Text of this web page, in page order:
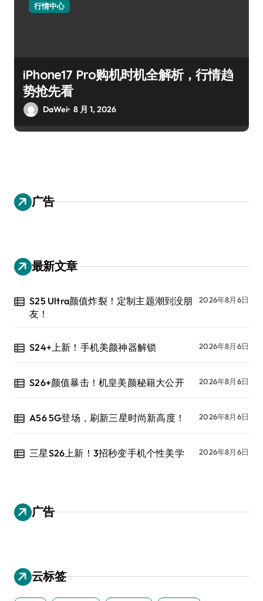
行情中心
iPhone17 Pro购机时机全解析，行情趋
势抢先看
DaWei 8 月 1, 2026
广告
最新文章
S25 Ultra颜值炸裂！定制主题潮到没朋
友！
2026年8月6日
S24+上新！手机美颜神器解锁 2026年8月6日
S26+颜值暴击！机皇美颜秘籍大公开 2026年8月6日
A56 5G登场，刷新三星时尚新高度！ 2026年8月6日
三星S26上新！3招秒变手机个性美学 2026年8月6日
广告
云标签